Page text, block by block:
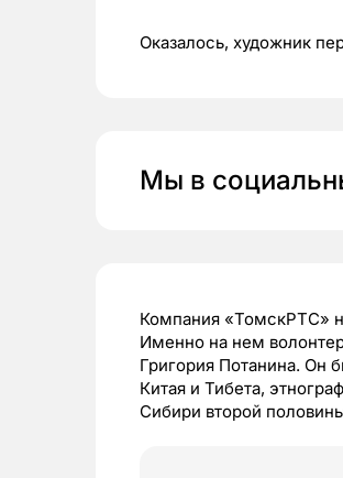
Оказалось, художник
Мы в
Компания «ТомскРТС»
Именно на нем
Григория Потанина. Он
Китая и Тибета,
Сибири второй